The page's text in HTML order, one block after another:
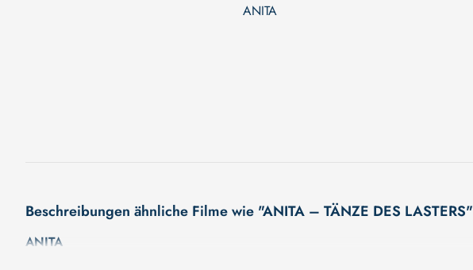
ANITA
Beschreibungen ähnliche Filme wie "ANITA – TÄNZE DES LASTERS"
ANITA